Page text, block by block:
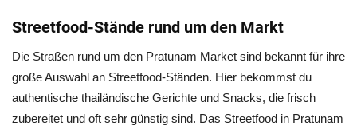
Streetfood-Stände rund um den Markt
Die Straßen rund um den Pratunam Market sind bekannt für ihre
große Auswahl an Streetfood-Ständen. Hier bekommst du
authentische thailändische Gerichte und Snacks, die frisch
zubereitet und oft sehr günstig sind. Das Streetfood in Pratunam